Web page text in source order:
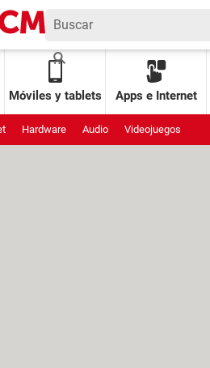
Móviles y tablets Apps e Internet
Hardware Audio Videojuegos